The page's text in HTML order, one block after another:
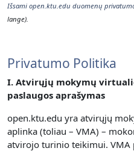
Išsami open.ktu.edu duomenų
lange).
Privatumo Politika
I. Atvirųjų mokymų
paslaugos aprašymas
open.ktu.edu yra atvirųjų
aplinka (toliau – VMA) –
atvirojo turinio teikimui. VMA